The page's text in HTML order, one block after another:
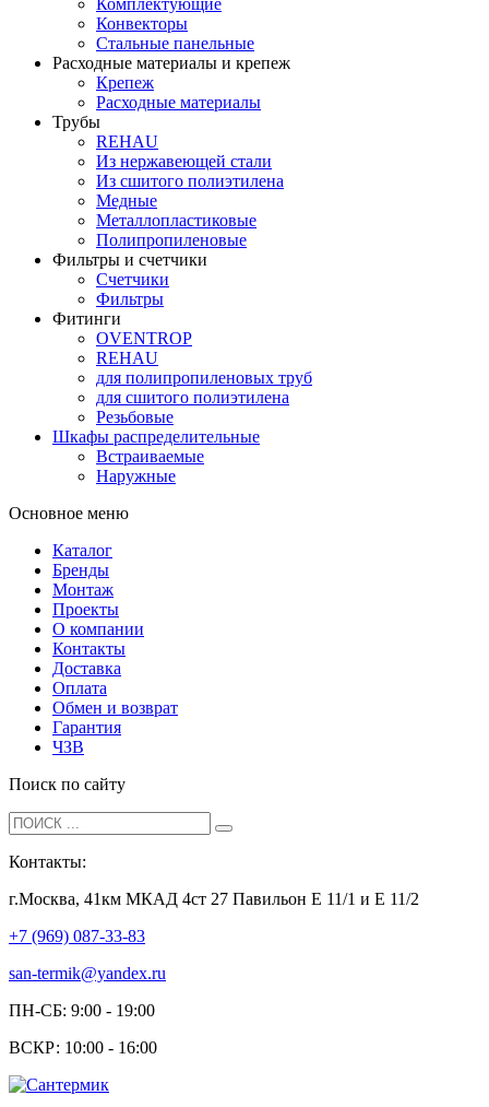
Комплектующие
Конвекторы
Стальные панельные
Расходные материалы и крепеж
Крепеж
Расходные материалы
Трубы
REHAU
Из нержавеющей стали
Из сшитого полиэтилена
Медные
Металлопластиковые
Полипропиленовые
Фильтры и счетчики
Счетчики
Фильтры
Фитинги
OVENTROP
REHAU
для полипропиленовых труб
для сшитого полиэтилена
Резьбовые
Шкафы распределительные
Встраиваемые
Наружные
Основное меню
Каталог
Бренды
Монтаж
Проекты
О компании
Контакты
Доставка
Оплата
Обмен и возврат
Гарантия
ЧЗВ
Поиск по сайту
Контакты:
г.Москва, 41км МКАД 4ст 27 Павильон Е 11/1 и Е 11/2
+7 (969) 087-33-83
san-termik@yandex.ru
ПН-СБ: 9:00 - 19:00
ВСКР: 10:00 - 16:00